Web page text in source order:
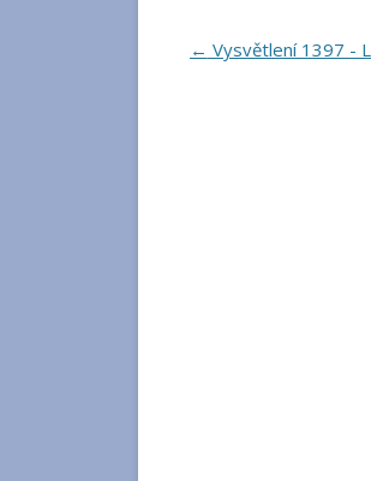
Navigace
← Vysvětlení 1397 -